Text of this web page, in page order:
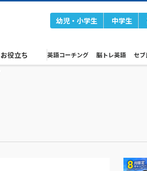
幼児・小学生 中学生
お役立ち 英語コーチング 脳トレ英語 セブ